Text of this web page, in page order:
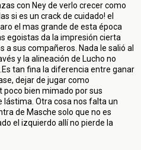
con Ney de verlo crecer como
si es un crack de cuidado! el
el mas grande de esta época
egoistas da la impresión cierta
sus compañeros. Nada le salió al
y la alineación de Lucho no
tan fina la diferencia entre ganar
dejar de jugar como
poco bien mimado por sus
lástima. Otra cosa nos falta un
de Masche solo que no es
el izquierdo allí no pierde la